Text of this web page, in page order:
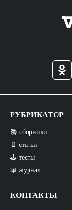
РУБРИКАТОР
📚 сборники
📄 статьи
🕹️ тесты
📖 журнал
КОНТАКТЫ